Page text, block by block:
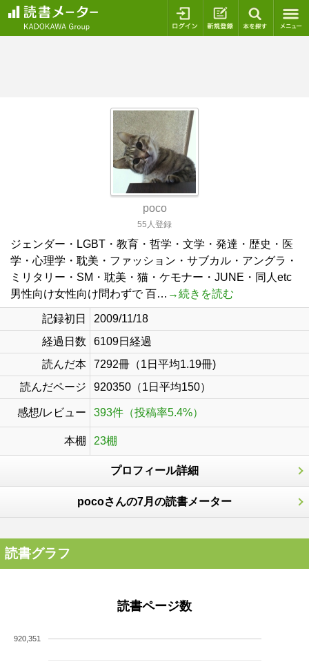
ログイン 新規登録
poco
55人登録
ジェンダー・LGBT・教育・哲学・文学・発達・歴史・医
学・心理学・耽美・ファッション・サブカル・アングラ・
ミリタリー・SM・耽美・猫・ケモナー・JUNE・同人etc
男性向け女性向け問わずで 百… →続きを読む
記録初日
2009/11/18
経過日数
6109日経過
読んだ本
7292冊（1日平均1.19冊)
読んだページ
920350（1日平均150）
感想/レビュー 393件（投稿率5.4%）
本棚 23棚
プロフィール詳細
pocoさんの7月の読書メーター
読書グラフ
読書ページ数
920,351